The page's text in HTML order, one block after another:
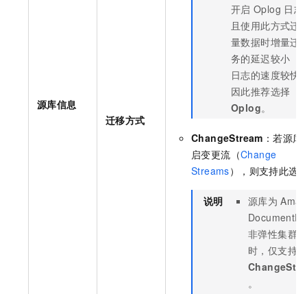
源库信息
迁移方式
开启 Oplog 日志
且使用此方式迁
量数据时增量迁
务的延迟较小（
日志的速度较快
因此推荐选择
Oplog。
ChangeStream ：若源库
启变更流（Change
Streams），则支持此选
说明 源库为
非弹性集群）
时，仅支持
。